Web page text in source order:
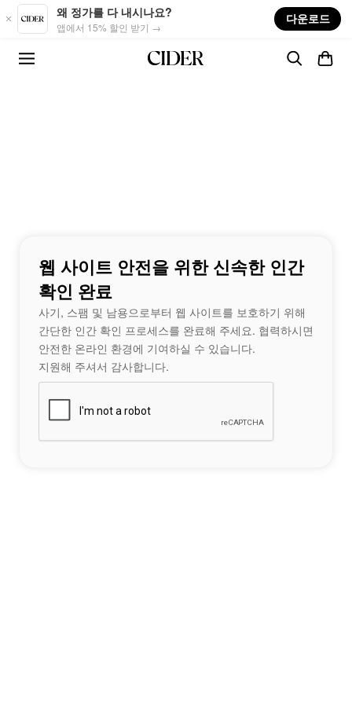
Skip to main content
왜 정가를 다 내시나요?
앱에서 15% 할인 받기 →
다운로드
웹 사이트 안전을 위한 신속한 인간
확인 완료
사기, 스팸 및 남용으로부터 웹 사이트를 보호하기 위해
간단한 인간 확인 프로세스를 완료해 주세요. 협력하시면
안전한 온라인 환경에 기여하실 수 있습니다.
지원해 주셔서 감사합니다.